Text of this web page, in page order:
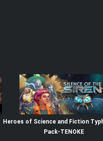
Heroes of Science and Fiction
Pack-TENOKE